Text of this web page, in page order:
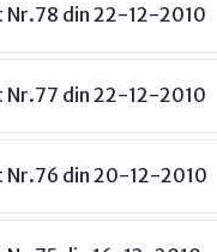
Nr.78 din 22-12-2010
Nr.77 din 22-12-2010
Nr.76 din 20-12-2010